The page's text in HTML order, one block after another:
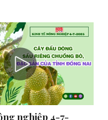
nghiệp 4-7-